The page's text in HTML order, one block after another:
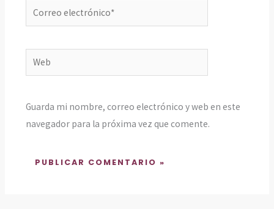
Correo
electrónico*
Web
Guarda mi nombre, correo electrónico y web en este
navegador para la próxima vez que comente.